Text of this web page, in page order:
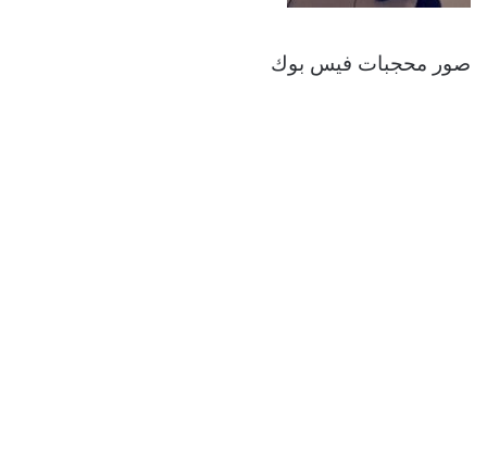
صور محجبات فيس بوك